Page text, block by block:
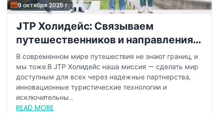
9 октября 2025 г.
JТР Холидейс: Связываем
путешественников и направления
по всему миру
В современном мире путешествия не знают границ, и
мы тоже.В JТР Холидейс наша миссия — сделать мир
доступным для всех через надежные партнерства,
инновационные туристические технологии и
исключительны...
READ MORE